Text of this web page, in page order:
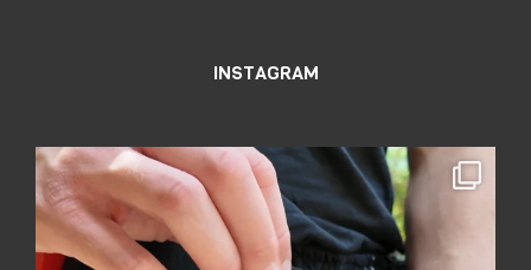
INSTAGRAM